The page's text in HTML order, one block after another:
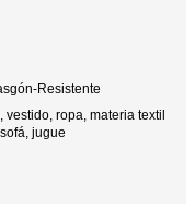
Resistente
vestido, ropa, materia textil
jugue